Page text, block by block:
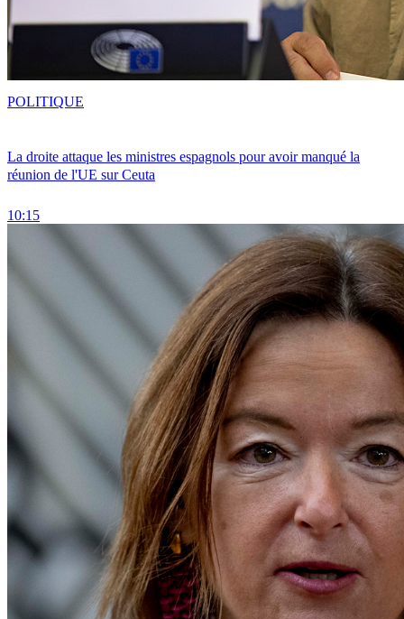
La droite attaque les ministres espagnols pour avoir manqué la
réunion de l'UE sur Ceuta
10:15
POLITIQUE